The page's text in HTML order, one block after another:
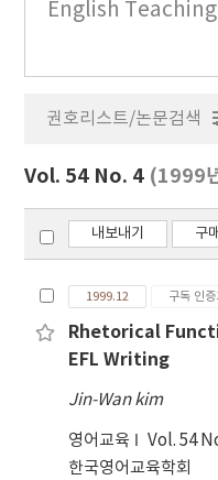
English Teaching
권호리스트/논문검색
Vol. 54 No. 4 (1999
내보내기 구
1999.12 구독 인
Rhetorical
EFL Writing
Jin-Wan kim
영어교육 Vol. 54
한국영어교육학회